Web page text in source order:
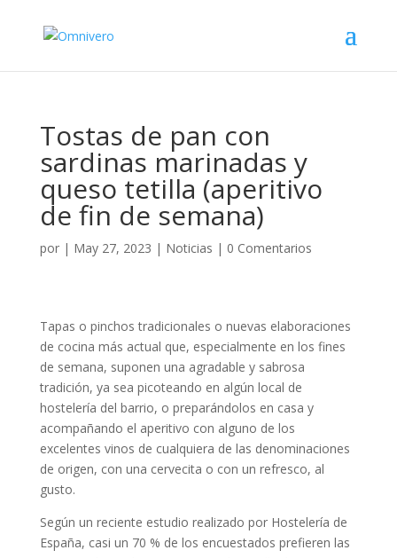
Tostas de pan con
sardinas marinadas y
queso tetilla (aperitivo
de fin de semana)
por | May 27, 2023 | Noticias | 0 Comentarios
Tapas o pinchos tradicionales o nuevas elaboraciones
de cocina más actual que, especialmente en los fines
de semana, suponen una agradable y sabrosa
tradición, ya sea picoteando en algún local de
hostelería del barrio, o preparándolos en casa y
acompañando el aperitivo con alguno de los
excelentes vinos de cualquiera de las denominaciones
de origen, con una cervecita o con un refresco, al
gusto.
Según un reciente estudio realizado por Hostelería de
España, casi un 70 % de los encuestados prefieren las